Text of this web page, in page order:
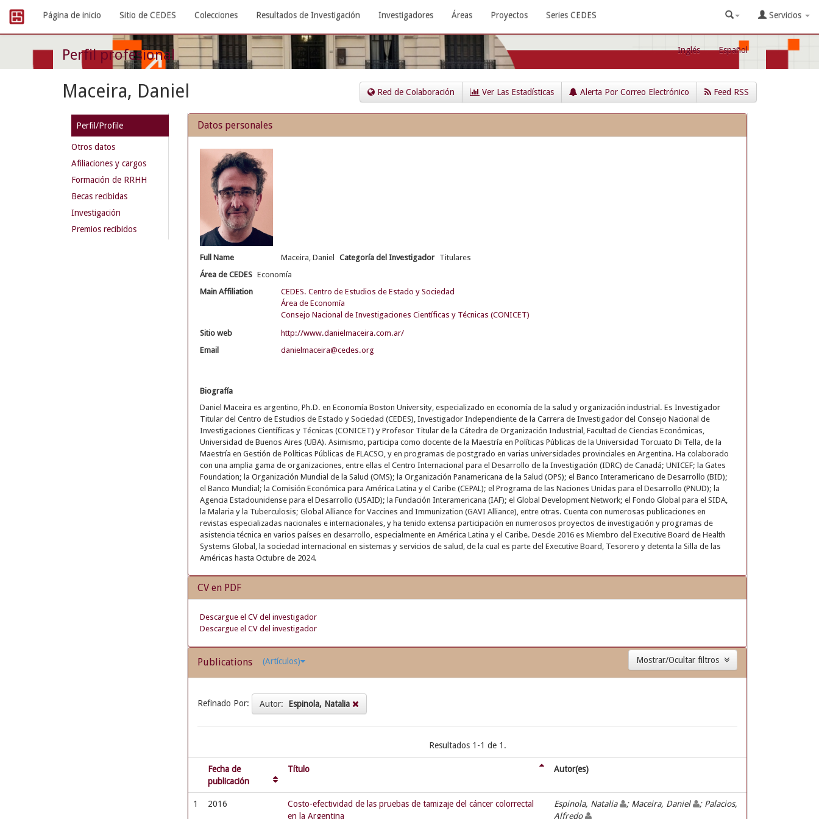
navigation
Página de inicio Sitio de CEDES Colecciones Resultados de Investigación Investigadores Áreas Proyectos Series CEDES Servicios
Perfil profesional Inglés Español
Maceira, Daniel Red de Colaboración Ver Las Estadísticas Alerta Por Correo Electrónico Feed RSS
Perfil/Profile
Otros datos
Afiliaciones y cargos
Formación de RRHH
Becas recibidas
Investigación
Premios recibidos
Datos personales
Full Name Maceira, Daniel Categoría del Investigador Titulares
Área de CEDES Economía
Main Affiliation
CEDES. Centro de Estudios de Estado y Sociedad
Área de Economía
Consejo Nacional de Investigaciones Científicas y Técnicas (CONICET)
Sitio web
http://www.danielmaceira.com.ar/
Email
danielmaceira@cedes.org
Biografía
Daniel Maceira es argentino, Ph.D. en Economía Boston University, especializado en economía de la salud y organización industrial. Es Investigador
Titular del Centro de Estudios de Estado y Sociedad (CEDES), Investigador Independiente de la Carrera de Investigador del Consejo Nacional de
Investigaciones Científicas y Técnicas (CONICET) y Profesor Titular de la Cátedra de Organización Industrial, Facultad de Ciencias Económicas,
Universidad de Buenos Aires (UBA). Asimismo, participa como docente de la Maestría en Políticas Públicas de la Universidad Torcuato Di Tella, de la
Maestría en Gestión de Políticas Públicas de FLACSO, y en programas de postgrado en varias universidades provinciales en Argentina. Ha colaborado
con una amplia gama de organizaciones, entre ellas el Centro Internacional para el Desarrollo de la Investigación (IDRC) de Canadá; UNICEF; la Gates
Foundation; la Organización Mundial de la Salud (OMS); la Organización Panamericana de la Salud (OPS); el Banco Interamericano de Desarrollo (BID);
el Banco Mundial; la Comisión Económica para América Latina y el Caribe (CEPAL); el Programa de las Naciones Unidas para el Desarrollo (PNUD); la
Agencia Estadounidense para el Desarrollo (USAID); la Fundación Interamericana (IAF); el Global Development Network; el Fondo Global para el SIDA,
la Malaria y la Tuberculosis; Global Alliance for Vaccines and Immunization (GAVI Alliance), entre otras. Cuenta con numerosas publicaciones en
revistas especializadas nacionales e internacionales, y ha tenido extensa participación en numerosos proyectos de investigación y programas de
asistencia técnica en varios países en desarrollo, especialmente en América Latina y el Caribe. Desde 2016 es Miembro del Executive Board de Health
Systems Global, la sociedad internacional en sistemas y servicios de salud, de la cual es parte del Executive Board, Tesorero y detenta la Silla de las
Américas hasta Octubre de 2024.
CV en PDF
Descargue el CV del investigador
Descargue el CV del investigador
Publications (Artículos)
Refinado Por: Autor: Espinola, Natalia
Resultados 1-1 de 1.
Fecha de
publicación
Título Autor(es)
1 2016
Costo-efectividad de las pruebas de tamizaje del cáncer colorrectal
en la Argentina
Espinola, Natalia ; Maceira, Daniel
; Palacios,
Alfredo